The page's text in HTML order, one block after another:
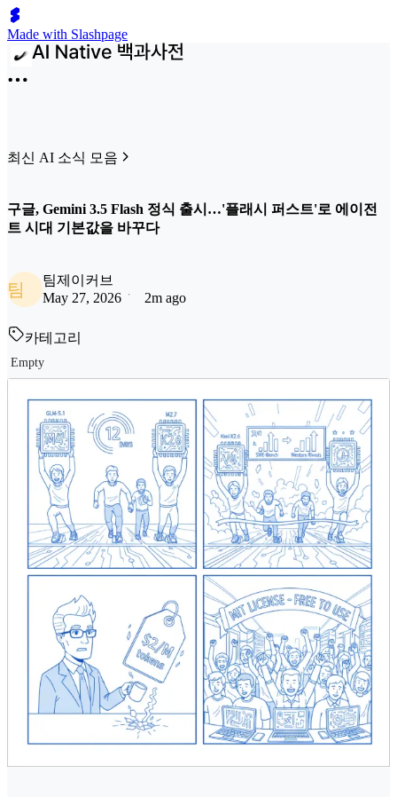
Made with Slashpage
최신 AI 소식 모음
구글, Gemini 3.5 Flash 정식 출시…'플래시 퍼스트'로 에이전
트 시대 기본값을 바꾸다
팀
팀제이커브
May 27, 2026
2m ago
카테고리
Empty